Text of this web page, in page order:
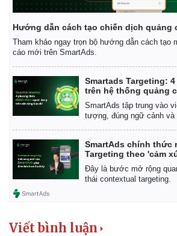
Hướng dẫn cách tạo chiến dịch quảng
Tham khảo ngay trọn bộ hướng dẫn cách tạo
cáo mới trên SmartAds.
Smartads Targeting:
trên hệ thống quảng
SmartAds tập trung vào
tượng, đúng ngữ cảnh và
SmartAds chính thức
Targeting theo 'cảm
Đây là bước mở rộng
thái contextual targeting.
Viết bình luận